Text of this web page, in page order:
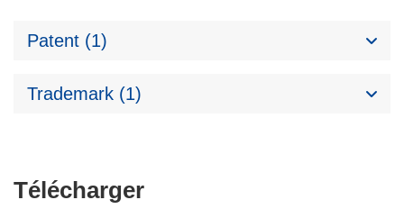
Patent (1)
Trademark (1)
TéléchargerTélécharger